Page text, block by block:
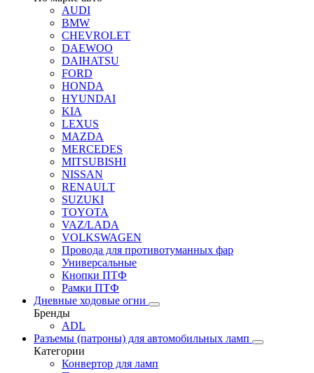
AUDI
BMW
CHEVROLET
DAEWOO
DAIHATSU
FORD
HONDA
HYUNDAI
KIA
LEXUS
MAZDA
MERCEDES
MITSUBISHI
NISSAN
RENAULT
SUZUKI
TOYOTA
VAZ/LADA
VOLKSWAGEN
Провода для противотуманных фар
Универсальные
Кнопки ПТФ
Рамки ПТФ
Дневные ходовые огни
Бренды
ADL
Разъемы (патроны) для автомобильных ламп
Категории
Конвертор для ламп